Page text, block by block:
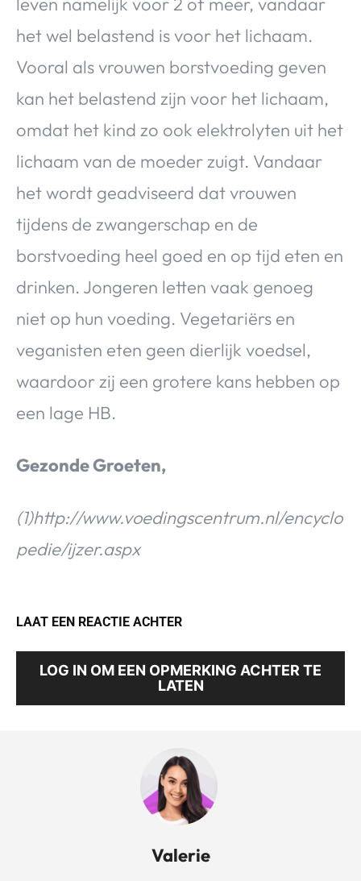
het wel belastend is voor het lichaam.
Vooral als vrouwen borstvoeding geven
kan het belastend zijn voor het lichaam,
omdat het kind zo ook elektrolyten uit het
lichaam van de moeder zuigt. Vandaar
het wordt geadviseerd dat vrouwen
tijdens de zwangerschap en de
borstvoeding heel goed en op tijd eten en
drinken. Jongeren letten vaak genoeg
niet op hun voeding. Vegetariërs en
veganisten eten geen dierlijk voedsel,
waardoor zij een grotere kans hebben op
een lage HB.
Gezonde Groeten,
(1)http://www.voedingscentrum.nl/encyclo
pedie/ijzer.aspx
LAAT EEN REACTIE ACHTER
LOG IN OM EEN OPMERKING ACHTER TE
LATEN
Valerie